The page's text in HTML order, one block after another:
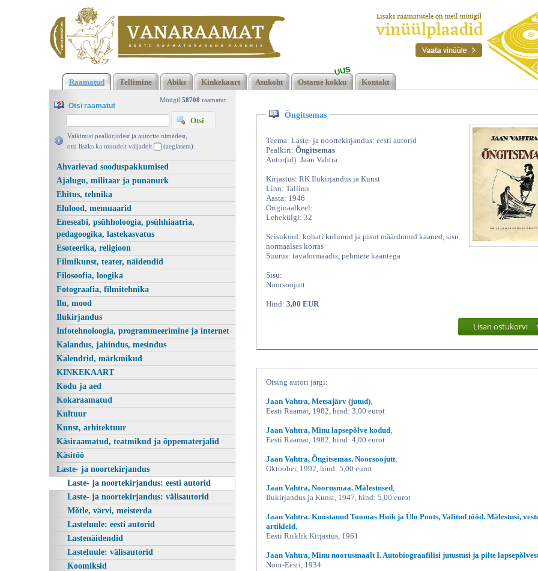
Klõpsa siia , et näha täielikku loendit!Õngitsemas, Jaan Vahtra,
RK Ilukirjandus ja Kunst 1946 | vanaraamat. ee
Raamatud Tellimine Abiks Kinkekaart Asukoht Ostame kokku
UUS
Kontakt
Müügil 58708 raamatut
Otsi raamatut
Vaikimisi pealkirjadest ja autorite nimedest,
otsi lisaks ka muudelt väljadelt
(aeglasem).
Ahvatlevad sooduspakkumised
Ajalugu, militaar ja punanurk
Ehitus, tehnika
Elulood, memuaarid
Eneseabi, psühholoogia, psühhiaatria,
pedagoogika, lastekasvatus
Esoteerika, religioon
Filmikunst, teater, näidendid
Filosoofia, loogika
Fotograafia, filmitehnika
Ilu, mood
Ilukirjandus
Infotehnoloogia, programmeerimine ja internet
Kalandus, jahindus, mesindus
Kalendrid, märkmikud
KINKEKAART
Kodu ja aed
Kokaraamatud
Kultuur
Kunst, arhitektuur
Käsiraamatud, teatmikud ja õppematerjalid
Käsitöö
Laste- ja noortekirjandus
Laste- ja noortekirjandus: eesti autorid
Laste- ja noortekirjandus: välisautorid
Mõtle, värvi, meisterda
Lasteluule: eesti autorid
Lastenäidendid
Lasteluule: välisautorid
Koomiksid
Õngitsemas
Teema: Laste- ja noortekirjandus: eesti autorid
Pealkiri: Õngitsemas
Autor(id): Jaan Vahtra
Kirjastus: RK Ilukirjandus ja Kunst
Linn: Tallinn
Aasta: 1946
Originaalkeel:
Lehekülgi: 32
Seisukord: kohati kulunud ja pisut määrdunud kaaned, sisu
normaalses korras
Suurus: tavaformaadis, pehmete kaantega
Sisu:
Noorsoojutt
Hind: 3,00 EUR
Lisan ostukorvi
Otsing autori järgi:
Jaan Vahtra, Metsajärv (jutud)
Eesti Raamat, 1982, hind: 3,00 eurot
Jaan Vahtra, Minu lapsepõlve kodud
Eesti Raamat, 1982, hind: 4,00 eurot
Jaan Vahtra, Õngitsemas. Noorsoojutt
Oktoober, 1992, hind: 5,00 eurot
Jaan Vahtra, Noorusmaa. Mälestused
Ilukirjandus ja Kunst, 1947, hind: 5,00 eurot
Jaan Vahtra. Koostanud Toomas Huik ja Ülo Poots, Valitud tööd. Mälestusi,
artikleid
Eesti Riiklik Kirjastus, 1961
Jaan Vahtra, Minu noorusmaalt I. Autobiograafilisi jutustusi ja pilte
Noor-Eesti, 1934